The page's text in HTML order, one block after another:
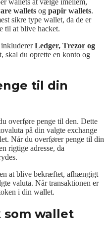
wallets at vælge imellem,
wallets og papir wallets.
sikre type wallet, da de er
til at blive hacket.
Ledger, Trezor og
skal du oprette en konto og
til din
overføre penge til den. Dette
på din valgte exchange
Når du overfører penge til din
rigtige adresse, da
at blive bekræftet, afhængigt
valuta. Når transaktionen er
i din wallet.
som wallet